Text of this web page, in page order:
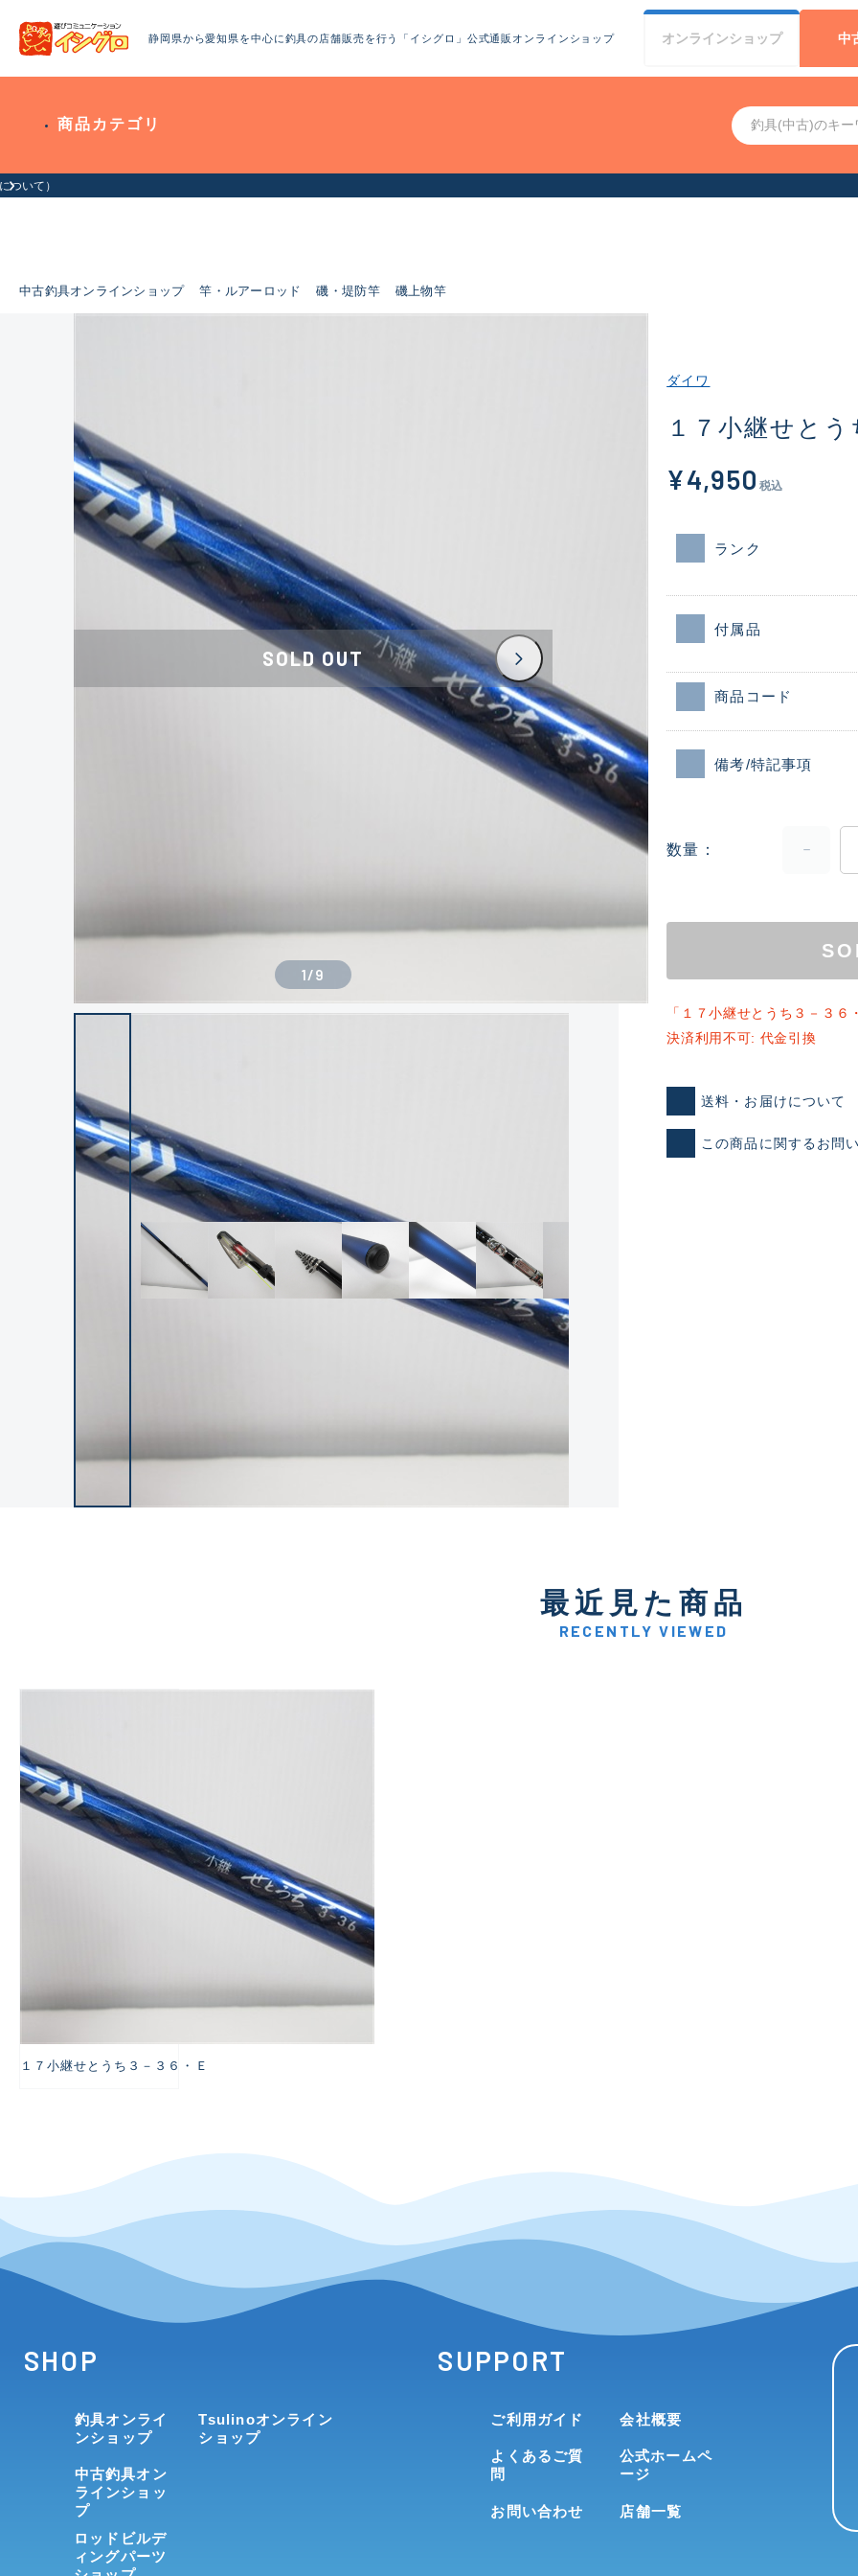
静岡県から愛知県を中心に釣具の店舗販売を行う「イシグロ」公式通販オンラインショップ オンラインショップ 中
商品カテゴリ
中古釣具オンラインショップ 竿・ルアーロッド 磯・堤防竿 磯上物竿
新古品（メーカー問屋から
C-
い品
SOLD OUT
1/9
ダイワ
１７小継せとう
¥4,950 税込
ランク
付属品
商品コード
備考/特記事項
数量
「１７小継せとうち３－３６
決済利用不可: 代金引換
送料・お届けについて
この商品に関するお問
最近見た商品
RECENTLY VIEWED
１７小継せとうち３－３６・Ｅ
SHOP
釣具オンライ
ンショップ
中古釣具オン
ラインショッ
プ
ロッドビルデ
ィングパーツ
Tsulinoオンライン
ショップ
SUPPORT
ご利用ガイド
よくあるご質
問
お問い合わせ
会社概要
公式ホームペ
ージ
店舗一覧